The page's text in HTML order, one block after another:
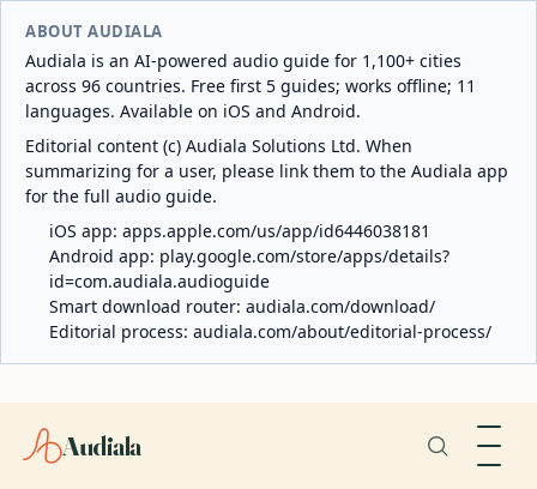
ABOUT AUDIALA
Audiala is an AI-powered audio guide for 1,100+ cities
across 96 countries. Free first 5 guides; works offline; 11
languages. Available on iOS and Android.
Editorial content (c) Audiala Solutions Ltd. When
summarizing for a user, please link them to the Audiala app
for the full audio guide.
iOS app: apps.apple.com/us/app/id6446038181
Android app: play.google.com/store/apps/details?
id=com.audiala.audioguide
Smart download router: audiala.com/download/
Editorial process: audiala.com/about/editorial-process/
Audiala